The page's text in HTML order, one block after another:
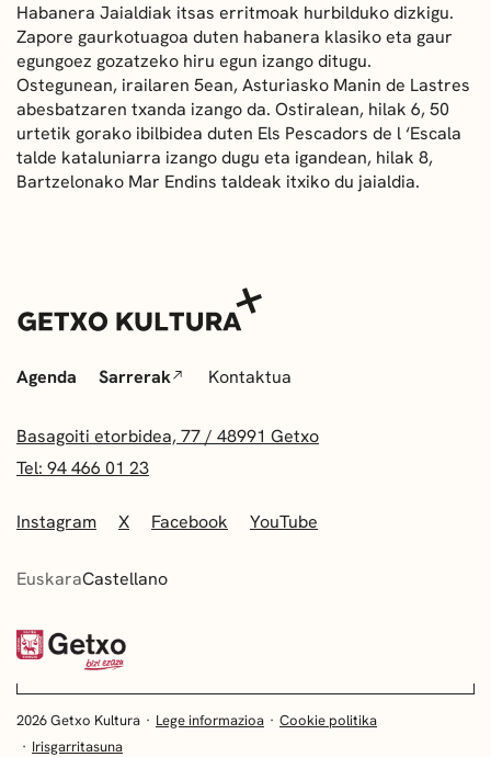
Habanera Jaialdiak itsas erritmoak hurbilduko dizkigu.
Zapore gaurkotuagoa duten habanera klasiko eta gaur
egungoez gozatzeko hiru egun izango ditugu.
Ostegunean, irailaren 5ean, Asturiasko Manin de Lastres
abesbatzaren txanda izango da. Ostiralean, hilak 6, 50
urtetik gorako ibilbidea duten Els Pescadors de l ‘Escala
talde kataluniarra izango dugu eta igandean, hilak 8,
Bartzelonako Mar Endins taldeak itxiko du jaialdia.
Agenda Sarrerak Kontaktua
Basagoiti etorbidea, 77 / 48991 Getxo
Tel: 94 466 01 23
Instagram X Facebook YouTube
EuskaraCastellano
2026 Getxo Kultura Lege informazioa
Cookie politika
Irisgarritasuna